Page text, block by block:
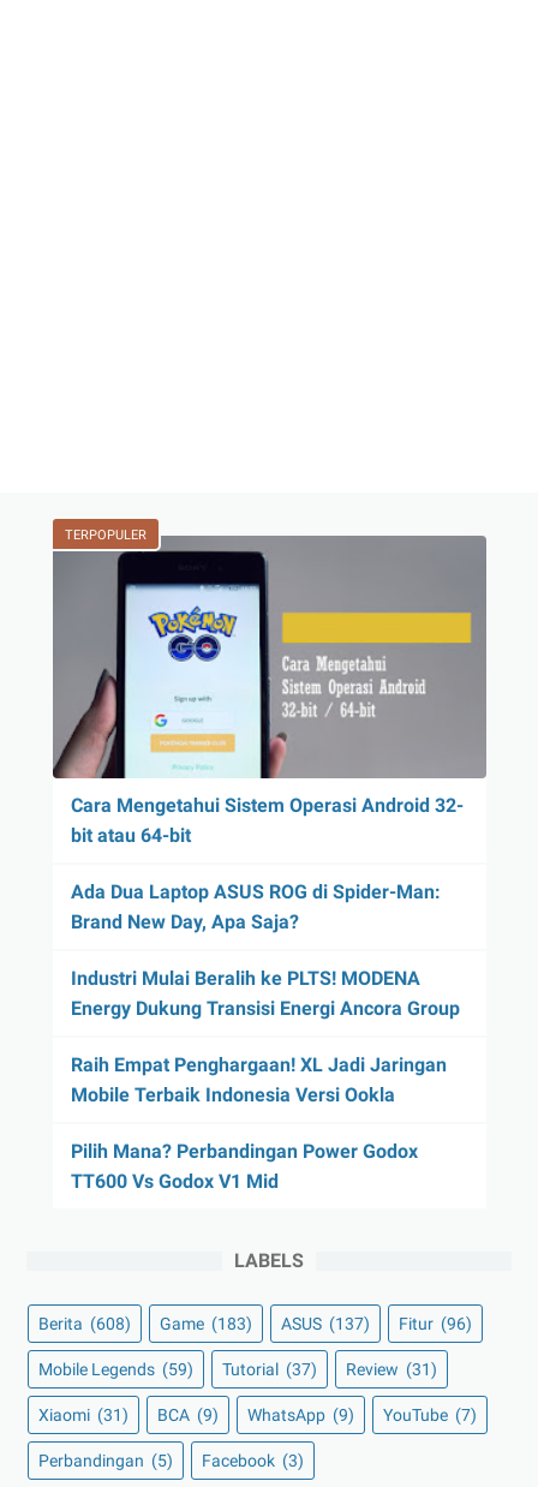
TERPOPULER
Cara Mengetahui Sistem Operasi Android 32-
bit atau 64-bit
Ada Dua Laptop ASUS ROG di Spider-Man:
Brand New Day, Apa Saja?
Industri Mulai Beralih ke PLTS! MODENA
Energy Dukung Transisi Energi Ancora Group
Raih Empat Penghargaan! XL Jadi Jaringan
Mobile Terbaik Indonesia Versi Ookla
Pilih Mana? Perbandingan Power Godox
TT600 Vs Godox V1 Mid
LABELS
Berita (608) Game (183) ASUS (137) Fitur (96)
Mobile Legends (59) Tutorial (37) Review (31)
Xiaomi (31) BCA (9) WhatsApp (9) YouTube (7)
Perbandingan (5) Facebook (3)